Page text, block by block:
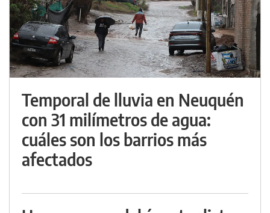
Temporal de lluvia en Neuquén
con 31 milímetros de agua:
cuáles son los barrios más
afectados